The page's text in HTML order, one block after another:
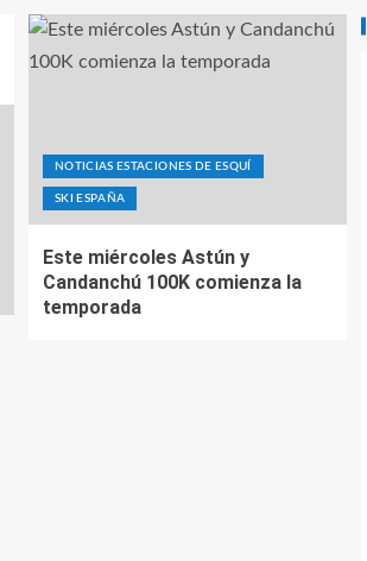
NOTICIAS ESTACIONES DE ESQUÍ
SKI ESPAÑA
Este miércoles Astún y
Candanchú 100K comienza la
temporada